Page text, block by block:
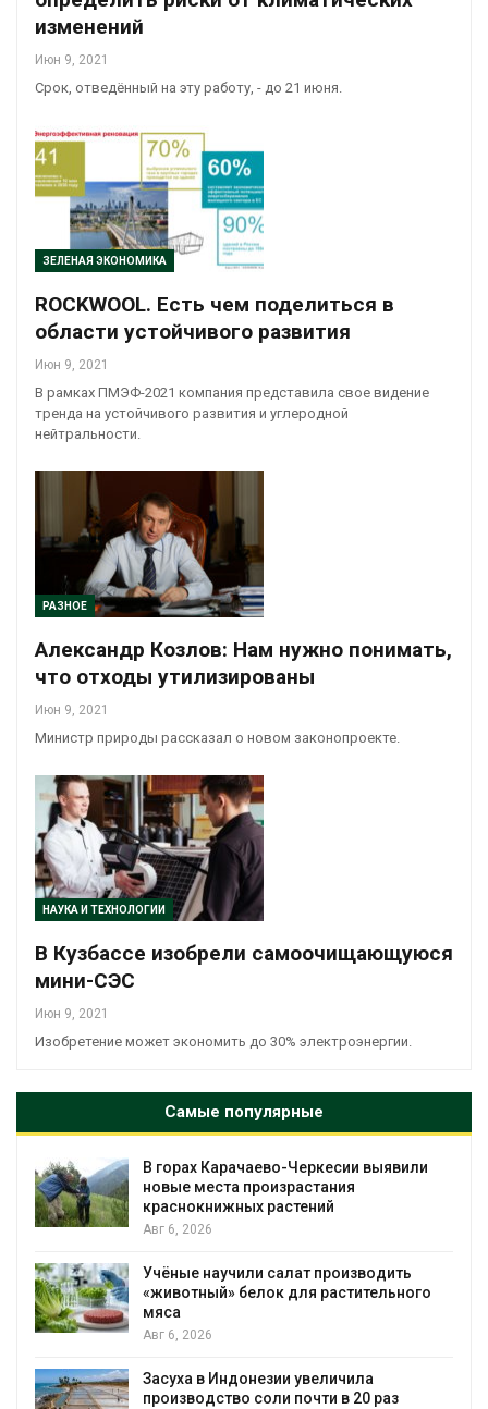
изменений
Июн 9, 2021
Срок, отведённый на эту работу, - до 21 июня.
ЗЕЛЕНАЯ ЭКОНОМИКА
ROCKWOOL. Есть чем поделиться в
области устойчивого развития
Июн 9, 2021
В рамках ПМЭФ-2021 компания представила свое видение
тренда на устойчивого развития и углеродной
нейтральности.
РАЗНОЕ
Александр Козлов: Нам нужно понимать,
что отходы утилизированы
Июн 9, 2021
Министр природы рассказал о новом законопроекте.
НАУКА И ТЕХНОЛОГИИ
В Кузбассе изобрели самоочищающуюся
мини-СЭС
Июн 9, 2021
Изобретение может экономить до 30% электроэнергии.
Самые популярные
В горах Карачаево-Черкесии выявили
новые места произрастания
краснокнижных растений
Авг 6, 2026
Учёные научили салат производить
«животный» белок для растительного
мяса
Авг 6, 2026
Засуха в Индонезии увеличила
производство соли почти в 20 раз